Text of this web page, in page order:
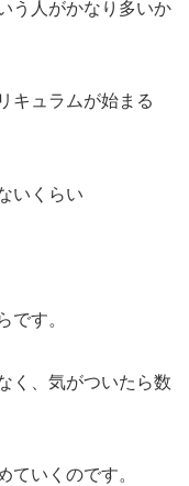
う人がかなり多いか
キュラムが始まる
いくらい
です。
く、気がついたら数
ていくのです。